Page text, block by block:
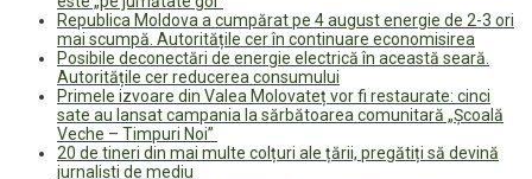
Republica Moldova a cumpărat pe 4 august energie de 2-3 ori
mai scumpă. Autoritățile cer în continuare economisirea
Posibile deconectări de energie electrică în această seară.
Autoritățile cer reducerea consumului
Primele izvoare din Valea Molovateț vor fi restaurate: cinci
sate au lansat campania la sărbătoarea comunitară „Școală
Veche – Timpuri Noi”
20 de tineri din mai multe colțuri ale țării, pregătiți să devină
jurnaliști de mediu